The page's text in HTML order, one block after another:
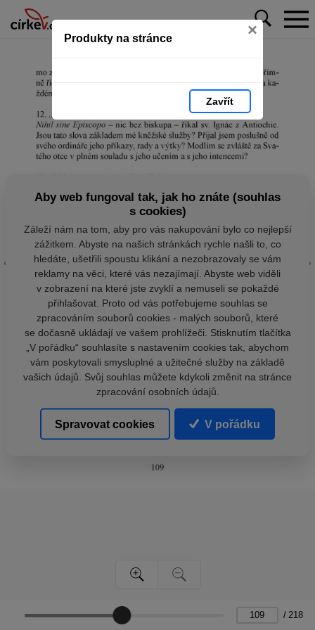
Produkty na stránce ×
Zavřít
/ 218
Aby web fungoval tak, jak ho znáte (souhlas
s cookies)
Záleží nám na tom, aby pro vás nakupování bylo co nejlepší
zážitkem. Abyste na našich stránkách rychle našli to, co
hledáte, ušetřili spoustu klikání a nezobrazovaly se vám
reklamy na věci, které vás nezajímají. Abyste web viděli
v zobrazení na které jste zvyklí a nemuseli se pokaždé
přihlašovat. Proto od vás potřebujeme souhlas se
zpracováním souborů cookies - malých souborů, které
se dočasně ukládají ve vašem prohlížeči. Stisknutím tlačítka
„V pořádku“ souhlasíte s nastavením cookies tak, abychom
vám poskytovali smysluplné a užitečné služby na základě
vašich údajů. Svůj souhlas můžete kdykoli změnit na stránce
zpracování osobních údajů.
Spravovat cookies V pořádku